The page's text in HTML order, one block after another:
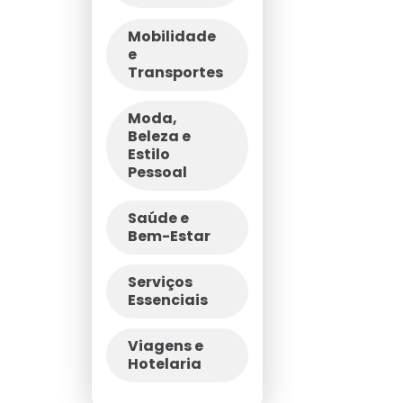
Mobilidade
e
Transportes
Moda,
Beleza e
Estilo
Pessoal
Saúde e
Bem-Estar
Serviços
Essenciais
Viagens e
Hotelaria